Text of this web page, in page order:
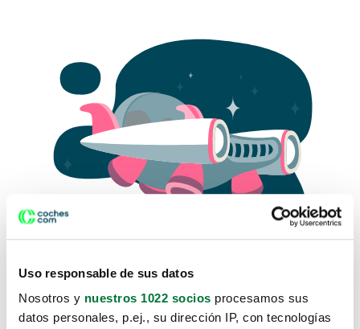
Uso responsable de sus datos
Nosotros y nuestros 1022 socios procesamos sus
datos personales, p.ej., su dirección IP, con tecnologías